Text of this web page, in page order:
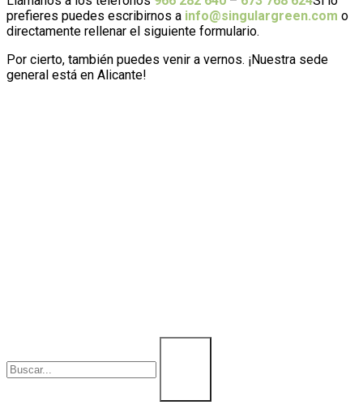
prefieres puedes escribirnos a info@singulargreen.com o
directamente rellenar el siguiente formulario.
Por cierto, también puedes venir a vernos. ¡Nuestra sede
general está en Alicante!